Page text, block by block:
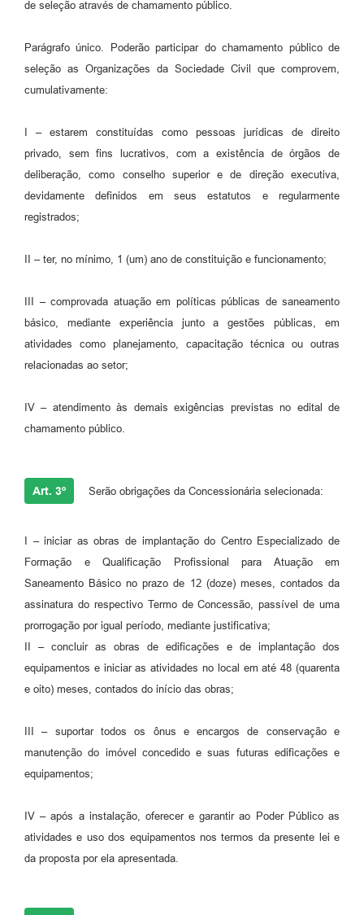
de seleção através de chamamento público.
Parágrafo único. Poderão participar do chamamento público de
seleção as Organizações da Sociedade Civil que comprovem,
cumulativamente:
I – estarem constituídas como pessoas jurídicas de direito
privado, sem fins lucrativos, com a existência de órgãos de
deliberação, como conselho superior e de direção executiva,
devidamente definidos em seus estatutos e regularmente
registrados;
II – ter, no mínimo, 1 (um) ano de constituição e funcionamento;
III – comprovada atuação em políticas públicas de saneamento
básico, mediante experiência junto a gestões públicas, em
atividades como planejamento, capacitação técnica ou outras
relacionadas ao setor;
IV – atendimento às demais exigências previstas no edital de
chamamento público.
Art. 3º Serão obrigações da Concessionária selecionada:
I – iniciar as obras de implantação do Centro Especializado de
Formação e Qualificação Profissional para Atuação em
Saneamento Básico no prazo de 12 (doze) meses, contados da
assinatura do respectivo Termo de Concessão, passível de uma
prorrogação por igual período, mediante justificativa;
II – concluir as obras de edificações e de implantação dos
equipamentos e iniciar as atividades no local em até 48 (quarenta
e oito) meses, contados do início das obras;
III – suportar todos os ônus e encargos de conservação e
manutenção do imóvel concedido e suas futuras edificações e
equipamentos;
IV – após a instalação, oferecer e garantir ao Poder Público as
atividades e uso dos equipamentos nos termos da presente lei e
da proposta por ela apresentada.